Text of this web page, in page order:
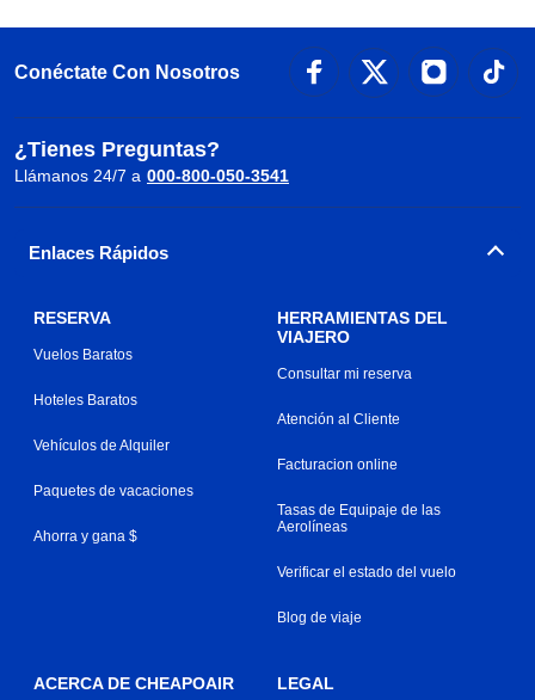
Conéctate Con Nosotros
¿Tienes Preguntas?
Llámanos 24/7 a 000-800-050-3541
Enlaces Rápidos
RESERVA
Vuelos Baratos
Hoteles Baratos
Vehículos de Alquiler
Paquetes de vacaciones
Ahorra y gana $
HERRAMIENTAS DEL
VIAJERO
Consultar mi reserva
Atención al Cliente
Facturacion online
Tasas de Equipaje de las
Aerolíneas
Verificar el estado del vuelo
Blog de viaje
ACERCA DE CHEAPOAIR LEGAL